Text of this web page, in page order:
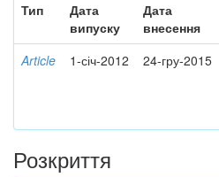
Тип
Дата
випуску
Дата
внесення
Article 1-січ-2012 24-гру-2015
Розкриття